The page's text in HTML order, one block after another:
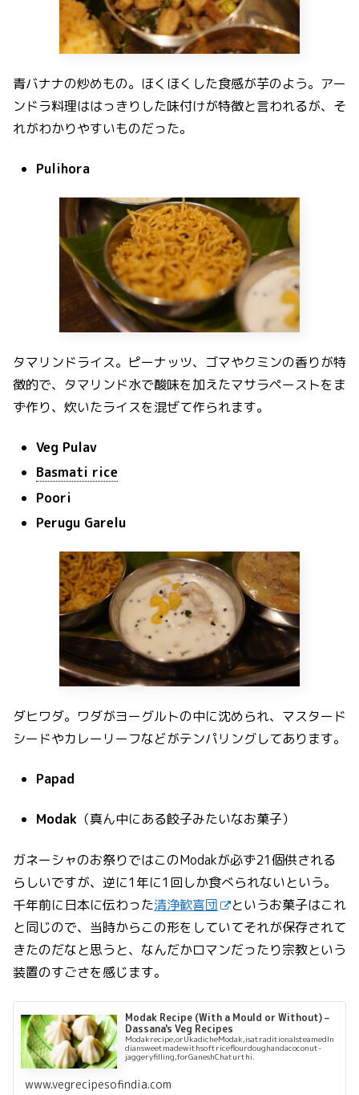
青バナナの炒めもの。ほくほくした食感が芋のよう。アー
ンドラ料理ははっきりした味付けが特徴と言われるが、そ
れがわかりやすいものだった。
Pulihora
タマリンドライス。ピーナッツ、ゴマやクミンの香りが特
徴的で、タマリンド水で酸味を加えたマサラペーストをま
ず作り、炊いたライスを混ぜて作られます。
Veg Pulav
Basmati rice
Poori
Perugu Garelu
ダヒワダ。ワダがヨーグルトの中に沈められ、マスタード
シードやカレーリーフなどがテンパリングしてあります。
Papad
Modak （真ん中にある餃子みたいなお菓子）
ガネーシャのお祭りではこのModakが必ず21個供される
らしいですが、逆に1年に1回しか食べられないという。
千年前に日本に伝わった清浄歓喜団
というお菓子はこれ
と同じので、当時からこの形をしていてそれが保存されて
きたのだなと思うと、なんだかロマンだったり宗教という
装置のすごさを感じます。
Modak Recipe (With a Mould or Without) –
Dassana's Veg Recipes
Modakrecipe,orUkadicheModak,isatraditionalsteamedIn
diansweetmadewithsoftriceflourdoughandacoconut-
jaggeryfilling,forGaneshChaturthi.
www.vegrecipesofindia.com